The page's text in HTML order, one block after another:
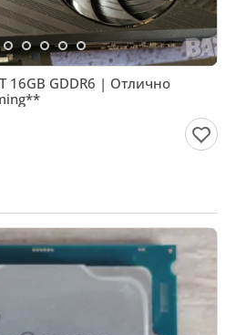
16GB GDDR6 | Отлично